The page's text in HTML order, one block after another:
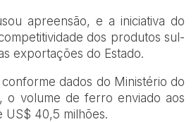
apreensão, e a iniciativa do
dos produtos sul-
exportações do Estado.
dados do Ministério do
o volume de ferro enviado aos
US$ 40,5 milhões.